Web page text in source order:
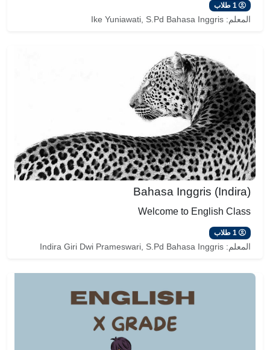
1 طلاب
المعلم: Ike Yuniawati, S.Pd Bahasa Inggris
Bahasa Inggris (Indira)
Welcome to English Class
1 طلاب
المعلم: Indira Giri Dwi Prameswari, S.Pd Bahasa Inggris